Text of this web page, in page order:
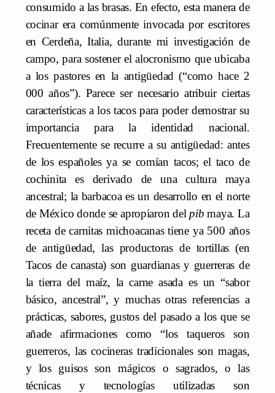
consumido a las brasas. En efecto, esta manera de
cocinar era comúnmente invocada por escritores
en Cerdeña, Italia, durante mi investigación de
campo, para sostener el alocronismo que ubicaba
a los pastores en la antigüedad (“como hace 2
000 años”). Parece ser necesario atribuir ciertas
características a los tacos para poder demostrar su
importancia para la identidad nacional.
Frecuentemente se recurre a su antigüedad: antes
de los españoles ya se comían tacos; el taco de
cochinita es derivado de una cultura maya
ancestral; la barbacoa es un desarrollo en el norte
de México donde se apropiaron del pib maya. La
receta de carnitas michoacanas tiene ya 500 años
de antigüedad, las productoras de tortillas (en
Tacos de canasta) son guardianas y guerreras de
la tierra del maíz, la carne asada es un “sabor
básico, ancestral”, y muchas otras referencias a
prácticas, sabores, gustos del pasado a los que se
añade afirmaciones como “los taqueros son
guerreros, las cocineras tradicionales son magas,
y los guisos son mágicos o sagrados, o las
técnicas y tecnologías utilizadas son